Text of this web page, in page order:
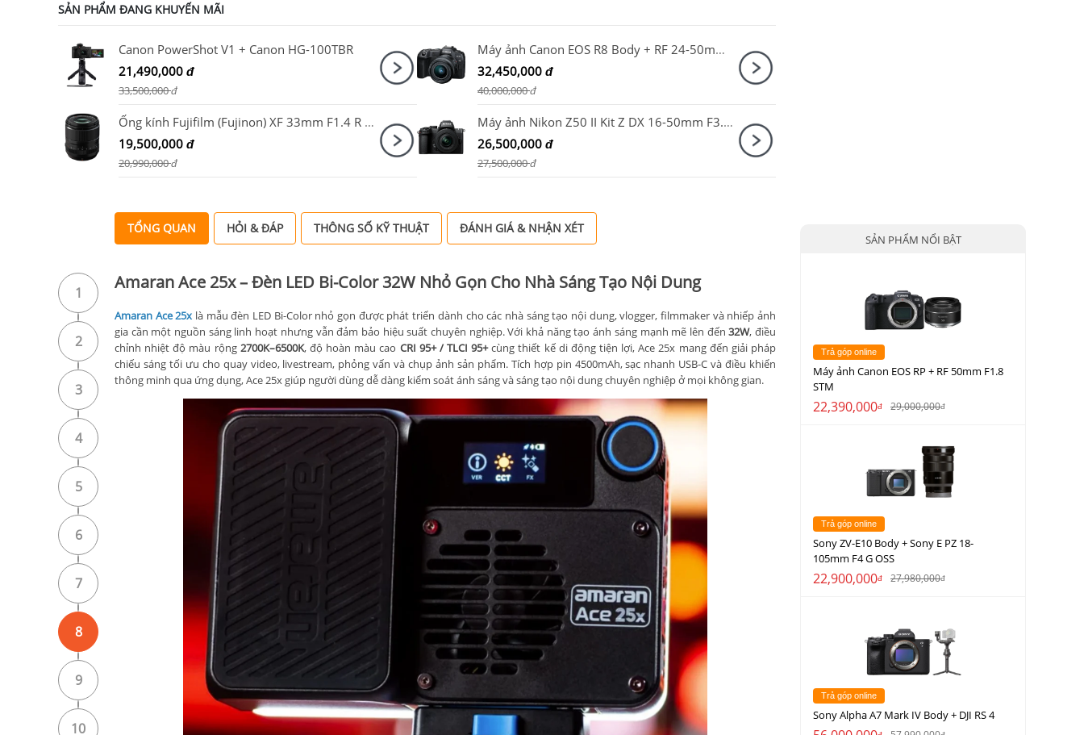
SẢN PHẨM ĐANG KHUYẾN MÃI
Canon PowerShot V1 + Canon HG-100TBR
21,490,000 đ
33,500,000đ
Máy ảnh Canon EOS R8 Body + RF 24-50mm F4.5-6.3 IS STM (nhập khẩu)
32,450,000 đ
40,000,000đ
Ống kính Fujifilm (Fujinon) XF 33mm F1.4 R LM WR
19,500,000 đ
20,990,000đ
Máy ảnh Nikon Z50 II Kit Z DX 16-50mm F3.5-6.3 VR Nhập khẩu
26,500,000 đ
27,500,000đ
1
2
3
4
5
6
7
8
9
10
TỔNG QUAN HỎI & ĐÁP THÔNG SỐ KỸ THUẬT ĐÁNH GIÁ & NHẬN XÉT
Amaran Ace 25x – Đèn LED Bi-Color 32W Nhỏ Gọn Cho Nhà Sáng Tạo Nội Dung
Amaran Ace 25x là mẫu đèn LED Bi-Color nhỏ gọn được phát triển dành cho các nhà sáng tạo nội dung, vlogger, filmmaker và nhiếp ảnh
gia cần một nguồn sáng linh hoạt nhưng vẫn đảm bảo hiệu suất chuyên nghiệp. Với khả năng tạo ánh sáng mạnh mẽ lên đến32W, điều
chỉnh nhiệt độ màu rộng 2700K–6500K, độ hoàn màu cao CRI 95+ / TLCI 95+cùng thiết kế di động tiện lợi, Ace 25x mang đến giải pháp
chiếu sáng tối ưu cho quay video, livestream, phỏng vấn và chụp ảnh sản phẩm. Tích hợp pin 4500mAh, sạc nhanh USB-C và điều khiển
thông minh qua ứng dụng, Ace 25x giúp người dùng dễ dàng kiểm soát ánh sáng và sáng tạo nội dung chuyên nghiệp ở mọi không gian.
SẢN PHẨM NỔI BẬT
Trả góp online
Máy ảnh Canon EOS RP + RF 50mm F1.8
STM
22,390,000đ 29,000,000đ
Trả góp online
Sony ZV-E10 Body + Sony E PZ 18-
105mm F4 G OSS
22,900,000đ 27,980,000đ
Trả góp online
Sony Alpha A7 Mark IV Body + DJI RS 4